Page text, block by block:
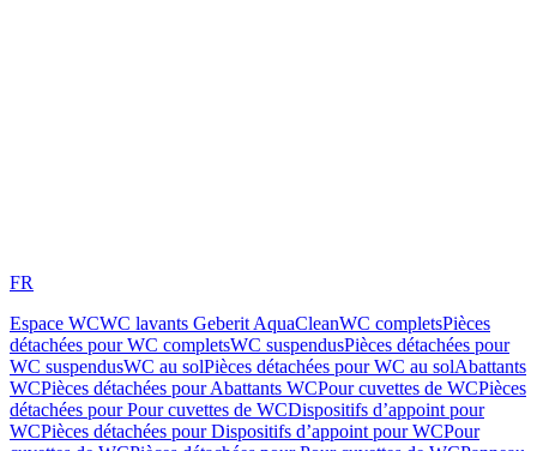
FR
Espace WCWC lavants Geberit AquaCleanWC completsPièces
détachées pour WC completsWC suspendusPièces détachées pour
WC suspendusWC au solPièces détachées pour WC au solAbattants
WCPièces détachées pour Abattants WCPour cuvettes de WCPièces
détachées pour Pour cuvettes de WCDispositifs d’appoint pour
WCPièces détachées pour Dispositifs d’appoint pour WCPour